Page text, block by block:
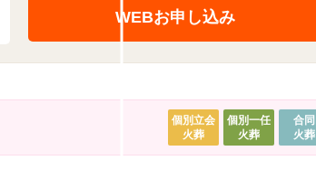
WEBお申し込み
個別立会
火葬
個別一任
火葬
合同
火葬